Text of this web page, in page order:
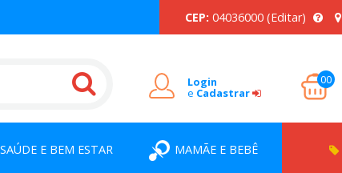
CEP: 04036000 (Editar)
Login
e Cadastrar
00
SAÚDE E BEM ESTAR MAMÃE E BEBÊ